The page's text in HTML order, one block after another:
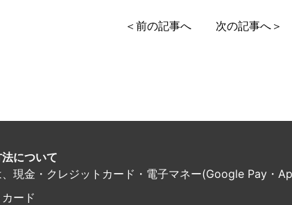
＜前の記事へ 次の記事へ＞
について
現金・クレジットカード・電子マネー(Google Pay・
ード